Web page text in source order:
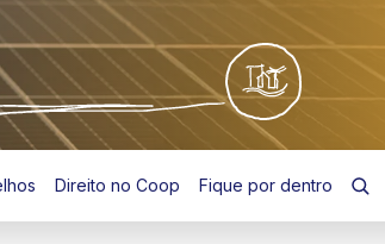
Direito no Coop Fique por dentro